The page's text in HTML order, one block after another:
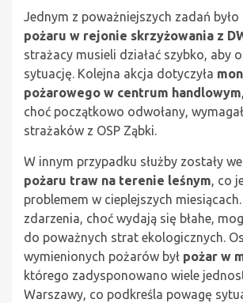
Jednym z poważniejszych zadań było
pożaru w rejonie skrzyżowania z
strażacy musieli działać szybko, aby
sytuację. Kolejna akcja dotyczyła
pożarowego w centrum handlowym
choć początkowo odwołany,
strażaków z OSP Ząbki.
W innym przypadku służby zostały
pożaru traw na terenie leśnym, co
problemem w cieplejszych
zdarzenia, choć wydają się błahe,
do poważnych strat ekologicznych.
wymienionych pożarów był pożar w
którego zadysponowano wiele
Warszawy, co podkreśla powagę